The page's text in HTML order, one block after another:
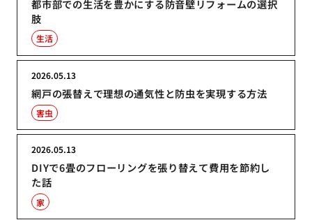
都市部での生活を豊かにする防音壁リフォームの選択
肢
生活
網戸の張替えで理想の通気性と防虫を実現する方法
2026.05.13
害虫
DIYで6畳のフローリングを張り替えて費用を節約し
た話
2026.05.13
家